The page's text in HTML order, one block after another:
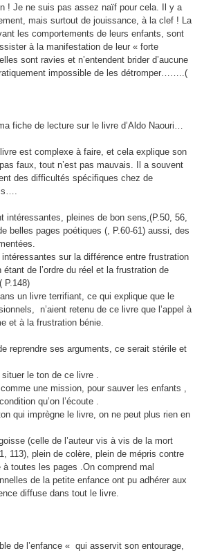
! Je ne suis pas assez naïf pour cela. Il y a
mais surtout de jouissance, à la clef ! La
les comportements de leurs enfants, sont
à la manifestation de leur « forte
sont ravies et n’entendent brider d’aucune
impossible de les détromper……..(
fiche de lecture sur le livre d’Aldo Naouri…
est complexe à faire, et cela explique son
faux, tout n’est pas mauvais. Il a souvent
des difficultés spécifiques chez de
intéressantes, pleines de bon sens,(P.50, 56,
belles pages poétiques (, P.60-61) aussi, des
intéressantes sur la différence entre frustration
de l’ordre du réel et la frustration de
P.148)
un livre terrifiant, ce qui explique que le
n’aient retenu de ce livre que l’appel à
et à la frustration bénie.
reprendre ses arguments, ce serait stérile et
le ton de ce livre .
une mission, pour sauver les enfants ,
qu’on l’écoute .
qui imprègne le livre, on ne peut plus rien en
(celle de l’auteur vis à vis de la mort
113), plein de colère, plein de mépris contre
à toutes les pages .On comprend mal
de la petite enfance ont pu adhérer aux
diffuse dans tout le livre.
de l’enfance « qui asservit son entourage,